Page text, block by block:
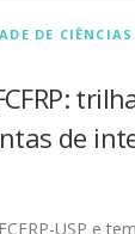
DE
de
USP e